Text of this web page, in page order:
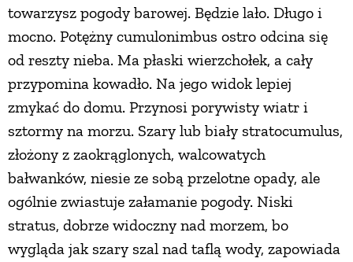
towarzysz pogody barowej. Będzie lało. Długo i
mocno. Potężny cumulonimbus ostro odcina się
od reszty nieba. Ma płaski wierzchołek, a cały
przypomina kowadło. Na jego widok lepiej
zmykać do domu. Przynosi porywisty wiatr i
sztormy na morzu. Szary lub biały stratocumulus,
złożony z zaokrąglonych, walcowatych
bałwanków, niesie ze sobą przelotne opady, ale
ogólnie zwiastuje załamanie pogody. Niski
stratus, dobrze widoczny nad morzem, bo
wygląda jak szary szal nad taflą wody, zapowiada